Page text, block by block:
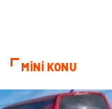
MİNİ KONU